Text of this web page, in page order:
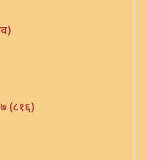
(८१६)